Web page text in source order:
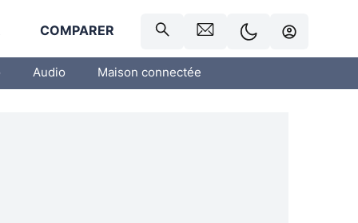
COMPARER
Audio Maison connectée